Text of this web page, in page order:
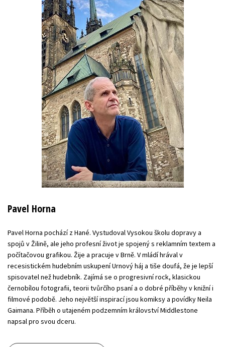
Pavel Horna
Pavel Horna pochází z Hané. Vystudoval Vysokou školu dopravy a
spojů v Žilině, ale jeho profesní život je spojený s reklamním textem a
počítačovou grafikou. Žije a pracuje v Brně. V mládí hrával v
recesistickém hudebním uskupení Urnový háj a tiše doufá, že je lepší
spisovatel než hudebník. Zajímá se o progresivní rock, klasickou
černobílou fotografii, teorii tvůrčího psaní a o dobré příběhy v knižní i
filmové podobě. Jeho největší inspirací jsou komiksy a povídky Neila
Gaimana. Příběh o utajeném podzemním království Middlestone
napsal pro svou dceru.